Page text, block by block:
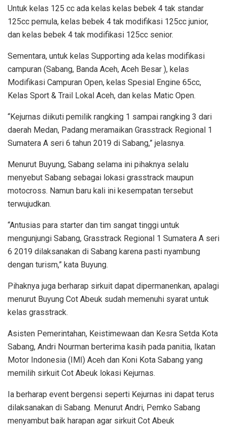
Untuk kelas 125 cc ada kelas kelas bebek 4 tak standar
125cc pemula, kelas bebek 4 tak modifikasi 125cc junior,
dan kelas bebek 4 tak modifikasi 125cc senior.
Sementara, untuk kelas Supporting ada kelas modifikasi
campuran (Sabang, Banda Aceh, Aceh Besar ), kelas
Modifikasi Campuran Open, kelas Spesial Engine 65cc,
Kelas Sport & Trail Lokal Aceh, dan kelas Matic Open.
“Kejurnas diikuti pemilik rangking 1 sampai rangking 3 dari
daerah Medan, Padang meramaikan Grasstrack Regional 1
Sumatera A seri 6 tahun 2019 di Sabang,” jelasnya.
Menurut Buyung, Sabang selama ini pihaknya selalu
menyebut Sabang sebagai lokasi grasstrack maupun
motocross. Namun baru kali ini kesempatan tersebut
terwujudkan.
“Antusias para starter dan tim sangat tinggi untuk
mengunjungi Sabang, Grasstrack Regional 1 Sumatera A seri
6 2019 dilaksanakan di Sabang karena pasti nyambung
dengan turism,” kata Buyung.
Pihaknya juga berharap sirkuit dapat dipermanenkan, apalagi
menurut Buyung Cot Abeuk sudah memenuhi syarat untuk
kelas grasstrack.
Asisten Pemerintahan, Keistimewaan dan Kesra Setda Kota
Sabang, Andri Nourman berterima kasih pada panitia, Ikatan
Motor Indonesia (IMI) Aceh dan Koni Kota Sabang yang
memilih sirkuit Cot Abeuk lokasi Kejurnas.
Ia berharap event bergensi seperti Kejurnas ini dapat terus
dilaksanakan di Sabang. Menurut Andri, Pemko Sabang
menyambut baik harapan agar sirkuit Cot Abeuk